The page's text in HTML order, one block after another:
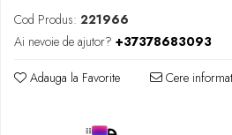
Aparate de călcat cu aburi
Fiare de călcat
Cod Produs: 221966
Ai nevoie de ajutor? +37378683093
Adauga la Favorite Cere